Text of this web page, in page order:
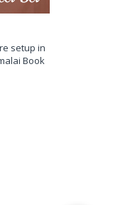
setup in
Book